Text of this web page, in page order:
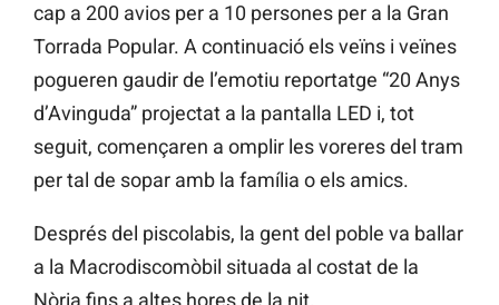
cap a 200 avios per a 10 persones per a la Gran
Torrada Popular. A continuació els veïns i veïnes
pogueren gaudir de l’emotiu reportatge “20 Anys
d’Avinguda” projectat a la pantalla LED i, tot
seguit, començaren a omplir les voreres del tram
per tal de sopar amb la família o els amics.
Després del piscolabis, la gent del poble va ballar
a la Macrodiscomòbil situada al costat de la
Nòria fins a altes hores de la nit.